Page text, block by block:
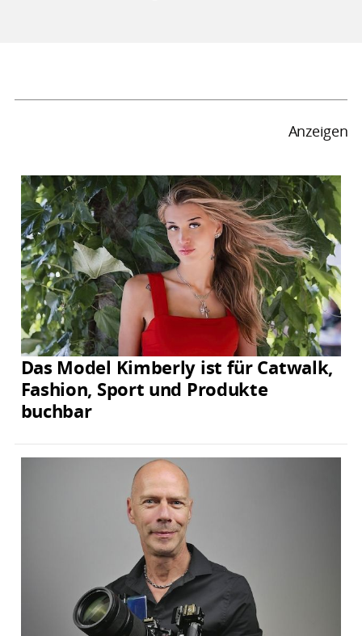
Anzeigen
Das Model Kimberly ist für Catwalk,
Fashion, Sport und Produkte
buchbar